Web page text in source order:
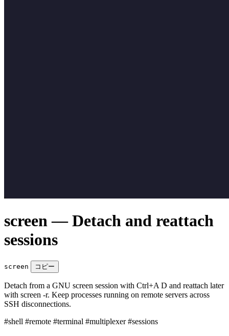
screen — Detach and reattach
sessions
screen コピー
Detach from a GNU screen session with Ctrl+A D and reattach later
with screen -r. Keep processes running on remote servers across
SSH disconnections.
#shell #remote #terminal #multiplexer#sessions